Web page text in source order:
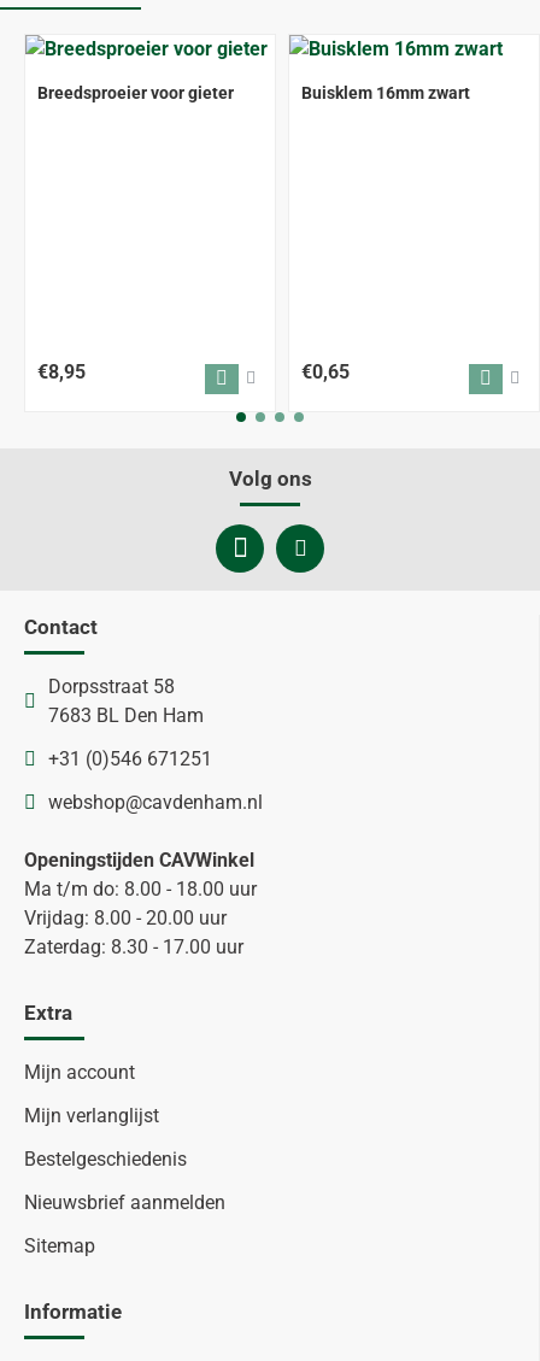
Breedsproeier voor gieter
€8,95
Buisklem 16mm zwart
€0,65
Volg ons
Contact
Dorpsstraat 58
7683 BL Den Ham
+31 (0)546 671251
webshop@cavdenham.nl
Openingstijden CAVWinkel
Ma t/m do: 8.00 - 18.00 uur
Vrijdag: 8.00 - 20.00 uur
Zaterdag: 8.30 - 17.00 uur
Extra
Mijn account
Mijn verlanglijst
Bestelgeschiedenis
Nieuwsbrief aanmelden
Sitemap
Informatie